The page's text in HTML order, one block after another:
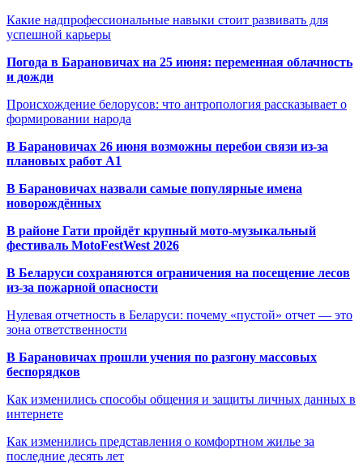
Какие надпрофессиональные навыки стоит развивать для
успешной карьеры
Погода в Барановичах на 25 июня: переменная облачность
и дожди
Происхождение белорусов: что антропология рассказывает о
формировании народа
В Барановичах 26 июня возможны перебои связи из-за
плановых работ A1
В Барановичах назвали самые популярные имена
новорождённых
В районе Гати пройдёт крупный мото-музыкальный
фестиваль MotoFestWest 2026
В Беларуси сохраняются ограничения на посещение лесов
из-за пожарной опасности
Нулевая отчетность в Беларуси: почему «пустой» отчет — это
зона ответственности
В Барановичах прошли учения по разгону массовых
беспорядков
Как изменились способы общения и защиты личных данных в
интернете
Как изменились представления о комфортном жилье за
последние десять лет